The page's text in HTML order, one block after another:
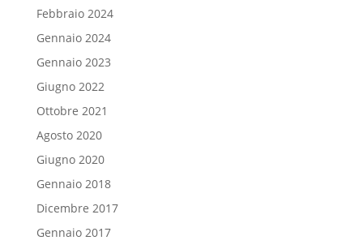
Febbraio 2024
Gennaio 2024
Gennaio 2023
Giugno 2022
Ottobre 2021
Agosto 2020
Giugno 2020
Gennaio 2018
Dicembre 2017
Gennaio 2017